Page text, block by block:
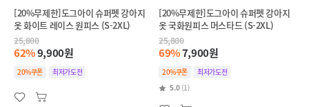
[20%무제한]도그아이 슈퍼펫 강아지
옷 화이트 레이스 원피스 (S-2XL)
25,800
62%9,900원
20%쿠폰 최저가도전
[20%무제한]도그아이 슈퍼펫 강아지
옷 국화원피스 머스타드 (S-2XL)
25,800
69%7,900원
20%쿠폰
최저가도전
5.0 (1)